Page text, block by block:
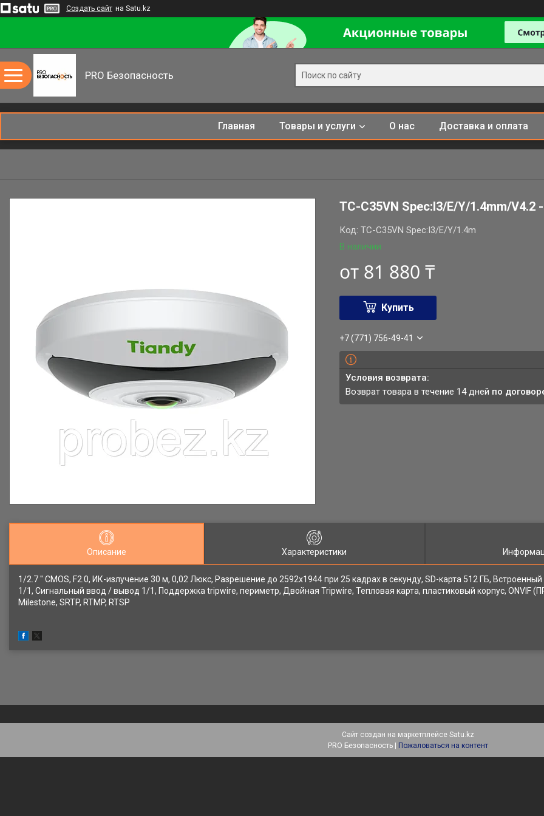
Создать сайт на Satu.kz
PRO Безопасность
Главная Товары и услуги О нас Доставка и оплата
TC-C35VN Spec:I3/E/Y/1.4mm/
В наличии
Код:TC-C35VN Spec:I3/E/Y/1.4m
от 81 880 ₸
Купить
+7 (771) 756-49-41
возврат товара в течение 14 дней по
Описание Характеристики
1/2.7 " CMOS, F2.0, ИК-излучение 30 м, 0,02 Люкс, Разрешение до 2592x1944 при 25 кадрах в секунду, SD-карта 512 ГБ,
1/1, Сигнальный ввод / вывод 1/1, Поддержка tripwire, периметр, Двойная Tripwire, Тепловая карта, пластиковый корпус, ONVIF
Milestone, SRTP, RTMP, RTSP
Сайт создан на маркетплейсе Satu.kz
Пожаловаться на контент